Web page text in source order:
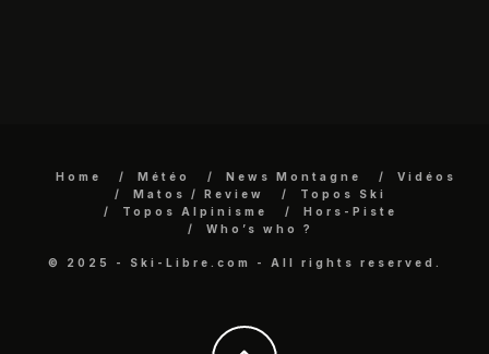
Home Météo News Montagne
Vidéos
Matos / Review
Topos Ski
Topos Alpinisme
Hors-Piste
Who’s who ?
© 2025 - Ski-Libre.com - All rights reserved.